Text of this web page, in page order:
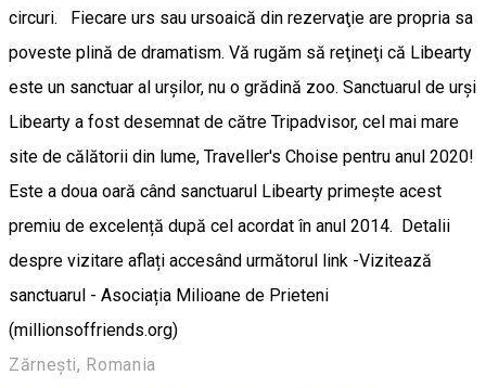
circuri. Fiecare urs sau ursoaică din rezervaţie are propria sa
poveste plină de dramatism. Vă rugăm să reţineţi că Libearty
este un sanctuar al urşilor, nu o grădină zoo. Sanctuarul de urși
Libearty a fost desemnat de către Tripadvisor, cel mai mare
site de călătorii din lume, Traveller's Choise pentru anul 2020!
Este a doua oară când sanctuarul Libearty primește acest
premiu de excelență după cel acordat în anul 2014. Detalii
despre vizitare aflați accesând următorul link -Vizitează
sanctuarul - Asociația Milioane de Prieteni
(millionsoffriends.org)
Zărnești, Romania